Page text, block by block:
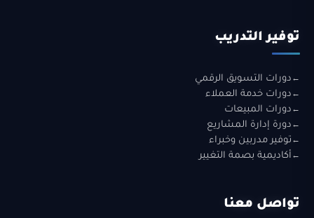
توفير التدريب
دورات التسويق الرقمي
دورات خدمة العملاء
دورات المبيعات
دورة إدارة المشاريع
توفير مدربين وخبراء
أكاديمية بصمة التغيير
تواصل معنا